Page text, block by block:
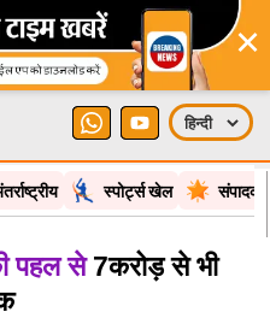
×
स्पोर्ट्स खेल
पहल से7करोड़ से भी